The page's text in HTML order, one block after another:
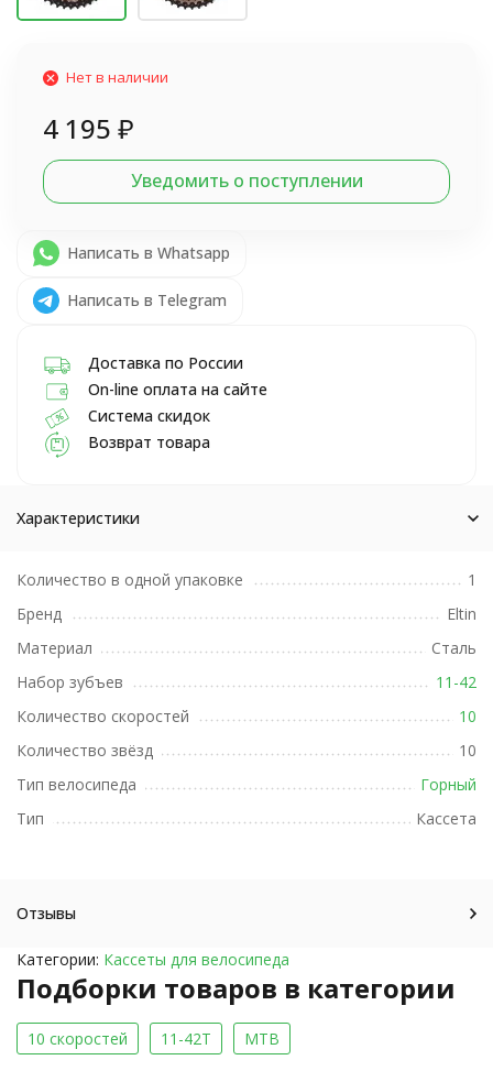
Нет в наличии
4 195 ₽
Уведомить о поступлении
Написать в Whatsapp
Написать в Telegram
Доставка по России
On-line оплата на сайте
Система скидок
Возврат товара
Характеристики
Количество в одной упаковке
1
Бренд
Eltin
Материал
Сталь
Набор зубъев
11-42
Количество скоростей
10
Количество звёзд
10
Тип велосипеда
Горный
Тип
Кассета
Отзывы
Категории: Кассеты для велосипеда
Подборки товаров в категории
10 скоростей 11-42T MTB